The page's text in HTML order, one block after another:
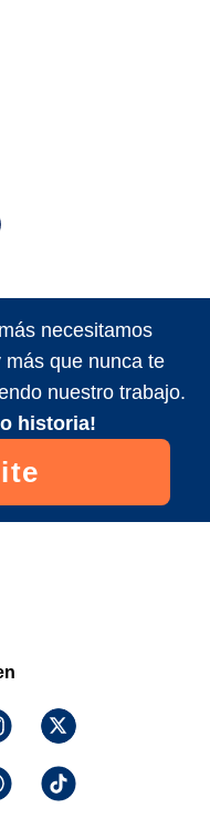
necesitamos
que nunca te
nuestro trabajo.
historia!